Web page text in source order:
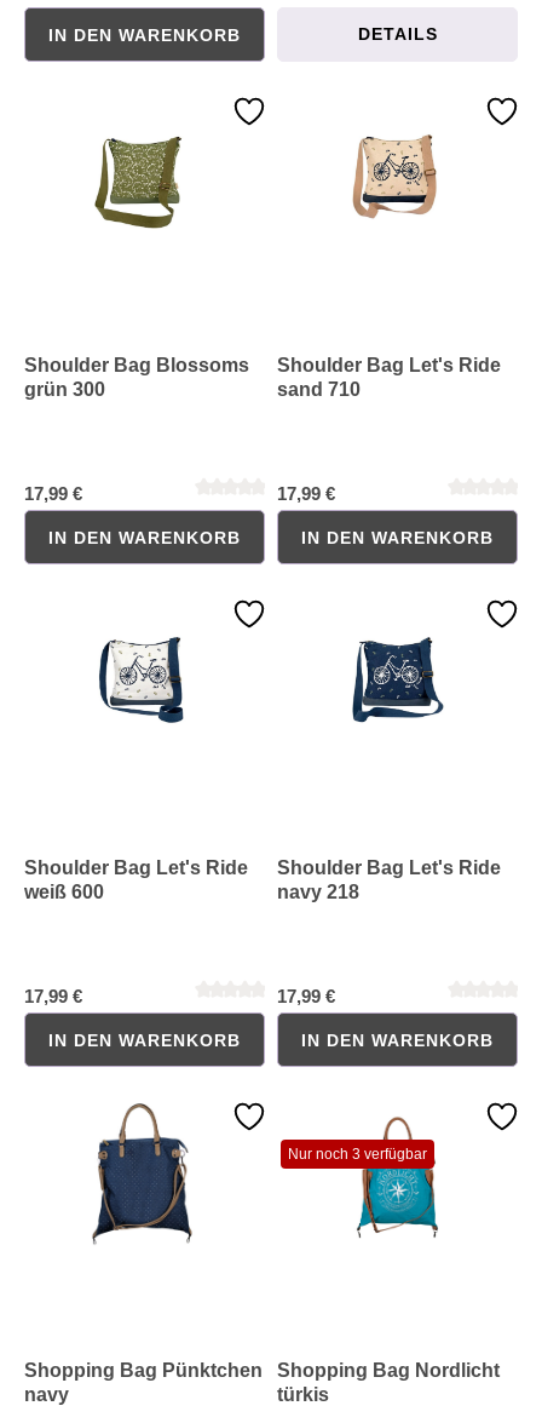
IN DEN WARENKORB DETAILS
Shoulder Bag Blossoms
grün 300
17,99 €
Durchschnittliche Bewertung von 0 von 5 Sternen
IN DEN WARENKORB
Shoulder Bag Let's Ride
sand 710
17,99 €
Durchschnittliche Bewertung
IN DEN WARENKORB
Shoulder Bag Let's Ride
weiß 600
17,99 €
IN DEN WARENKORB
Shoulder Bag Let's Ride
navy 218
17,99 €
IN DEN WARENKORB
Shopping Bag Pünktchen
navy
Nur noch 3 verfügbar
Shopping Bag Nordlicht
türkis